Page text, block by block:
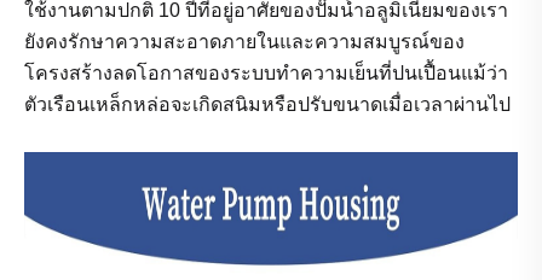
ใช้งานตามปกติ 10 ปีที่อยู่อาศัยของปั๊มน้ำอลูมิเนียมของเรา
ยังคงรักษาความสะอาดภายในและความสมบูรณ์ของ
โครงสร้างลดโอกาสของระบบทำความเย็นที่ปนเปื้อนแม้ว่า
ตัวเรือนเหล็กหล่อจะเกิดสนิมหรือปรับขนาดเมื่อเวลาผ่านไป